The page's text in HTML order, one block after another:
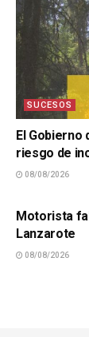
SUCESOS
El Gobierno
riesgo de
08/08/2026
Motorista
Lanzarote
08/08/2026